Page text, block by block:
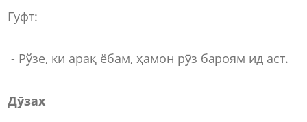
Гуфт:
- Рўзе, ки арақ ёбам, ҳамон рӯз бароям ид аст.
Дӯзах